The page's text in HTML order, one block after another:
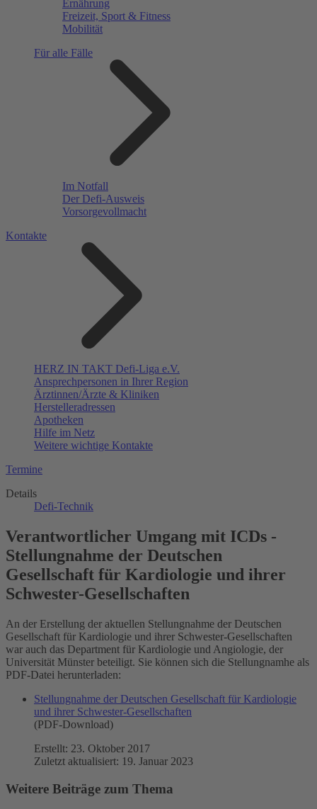
Ernährung
Freizeit, Sport & Fitness
Mobilität
Für alle Fälle
Im Notfall
Der Defi-Ausweis
Vorsorgevollmacht
Kontakte
HERZ IN TAKT Defi-Liga e.V.
Ansprechpersonen in Ihrer Region
Ärztinnen/Ärzte & Kliniken
Herstelleradressen
Apotheken
Hilfe im Netz
Weitere wichtige Kontakte
Termine
Details
Defi-Technik
Verantwortlicher Umgang mit ICDs -
Stellungnahme der Deutschen
Gesellschaft für Kardiologie und ihrer
Schwester-Gesellschaften
An der Erstellung der aktuellen Stellungnahme der Deutschen
Gesellschaft für Kardiologie und ihrer Schwester-Gesellschaften
war auch das Department für Kardiologie und Angiologie, der
Universität Münster beteiligt. Sie können sich die Stellungnamhe als
PDF-Datei herunterladen:
Stellungnahme der Deutschen Gesellschaft für Kardiologie
und ihrer Schwester-Gesellschaften
(PDF-Download)
Erstellt: 23. Oktober 2017
Zuletzt aktualisiert: 19. Januar 2023
Weitere Beiträge zum Thema